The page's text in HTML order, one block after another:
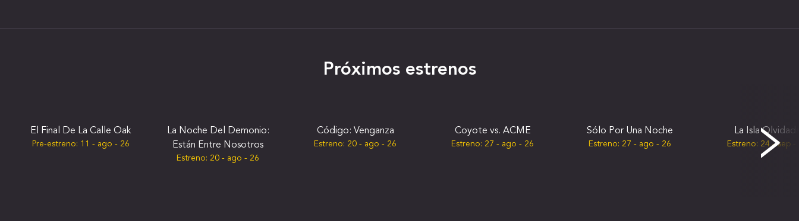
Próximos estrenos
El Final De La Calle Oak
Pre-estreno: 11 - ago - 26
La Noche Del Demonio:
Están Entre Nosotros
Estreno: 20 - ago - 26
Código: Venganza
Estreno: 20 - ago - 26
Coyote vs. ACME
Estreno: 27 - ago - 26
Sólo Por Una Noche
Estreno: 27 - ago - 26
La Isla
Estreno: 24 - sep -